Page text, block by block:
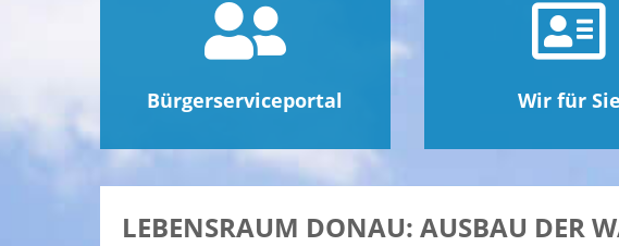
Bürgerserviceportal Wir für Sie
LEBENSRAUM DONAU: AUSBAU DER